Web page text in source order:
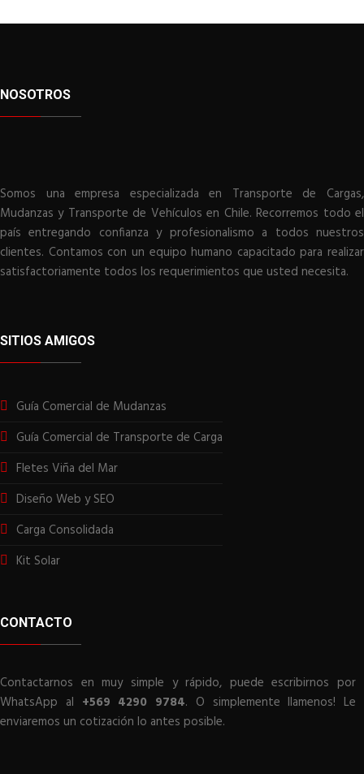
NOSOTROS
Somos una empresa especializada en Transporte de Cargas,
Mudanzas y Transporte de Vehículos en Chile. Recorremos todo el
país entregando confianza y profesionalismo a todos nuestros
clientes. Contamos con un equipo humano capacitado para realizar
satisfactoriamente todos los requerimientos que usted necesita.
SITIOS AMIGOS
Guía Comercial de Mudanzas
Guía Comercial de Transporte de Carga
Fletes Viña del Mar
Diseño Web y SEO
Carga Consolidada
Kit Solar
CONTACTO
Contactarnos en muy simple y rápido, puede escribirnos por
WhatsApp al +569 4290 9784. O simplemente llamenos! Le
enviaremos un cotización lo antes posible.